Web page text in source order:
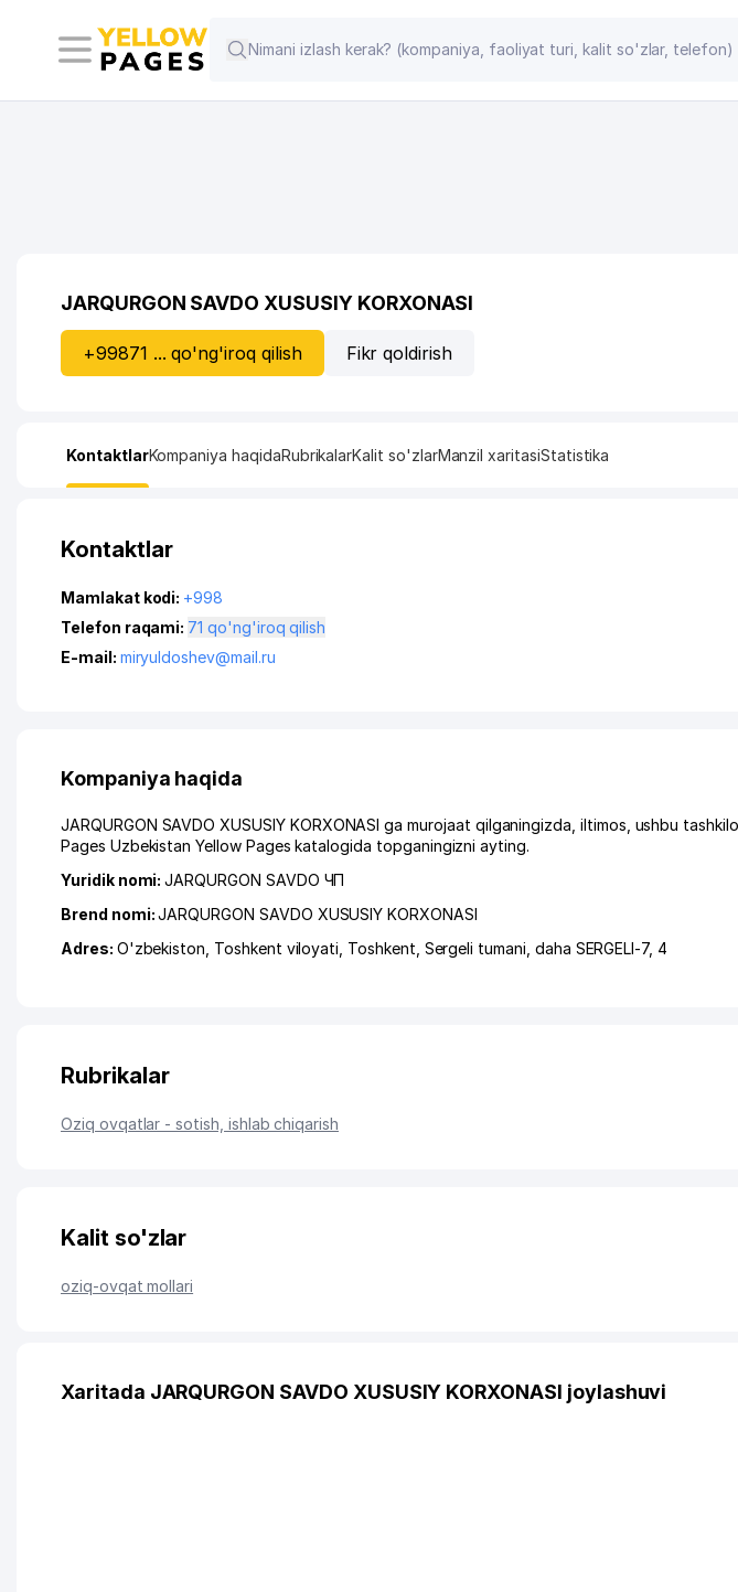
JARQURGON SAVDO XUSUSIY KORXONASI
+99871 ... qo'ng'iroq qilish Fikr qoldirish
KontaktlarKompaniya haqidaRubrikalarKalit so'zlarManzil xaritasiStatistika
Kontaktlar
Mamlakat kodi: +998
Telefon raqami:
71 qo'ng'iroq qilish
E-mail: miryuldoshev@mail.ru
Kompaniya haqida
JARQURGON SAVDO XUSUSIY KORXONASI ga murojaat qilganingizda, iltimos, ushbu
Pages Uzbekistan Yellow Pages katalogida topganingizni ayting.
Yuridik nomi:JARQURGON SAVDO ЧП
Brend nomi:JARQURGON SAVDO XUSUSIY KORXONASI
Adres: O'zbekiston, Toshkent viloyati Toshkent Sergeli tumani daha SERGELI-7, 4
Rubrikalar
Oziq ovqatlar - sotish, ishlab chiqarish
Kalit so'zlar
oziq-ovqat mollari
Xaritada JARQURGON SAVDO XUSUSIY KORXONASI joylashuvi